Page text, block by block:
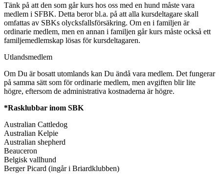
Tänk på att den som går kurs hos oss med en hund måste vara
medlem i SFBK. Detta beror bl.a. på att alla kursdeltagare skall
omfattas av SBKs olycksfallsförsäkring. Om en i familjen är
ordinarie medlem, men en annan i familjen går kurs måste också ett
familjemedlemskap lösas för kursdeltagaren.
Utlandsmedlem
Om Du är bosatt utomlands kan Du ändå vara medlem. Det fungerar
på samma sätt som för ordinarie medlem, men avgiften blir lite
högre, eftersom de administrativa kostnaderna är högre.
*Rasklubbar inom SBK
Australian Cattledog
Australian Kelpie
Australian shepherd
Beauceron
Belgisk vallhund
Berger Picard (ingår i Briardklubben)